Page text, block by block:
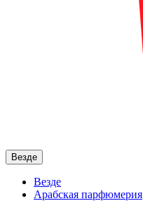
Везде
Везде
Арабская парфюмерия